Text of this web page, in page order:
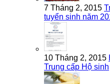
7 Tháng 2, 2015
tuyển sinh năm
10 Tháng 2, 2015
Trung cấp Hộ sinh